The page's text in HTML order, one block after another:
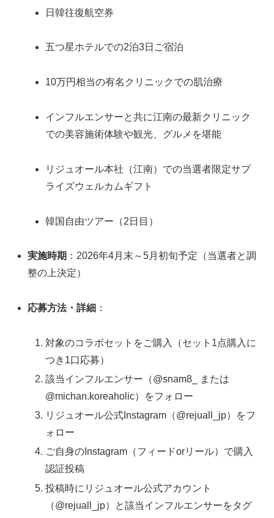
日韓往復航空券
五つ星ホテルでの2泊3日ご宿泊
10万円相当の有名クリニックでの肌治療
インフルエンサーと共に江南の最新クリニック
での美容施術体験や観光、グルメを堪能
リジュオール本社（江南）での当選者限定サプ
ライズウェルカムギフト
韓国自由ツアー（2日目）
実施時期 ：2026年4月末～5月初旬予定（当選者と調
整の上決定）
応募方法・詳細 ：
対象のコラボセットをご購入（セット1点購入に
つき1口応募）
該当インフルエンサー（@snam8_ または
@michan.koreaholic）をフォロー
リジュオール公式Instagram（@rejuall_jp）をフ
ォロー
ご自身のInstagram（フィードorリール）で購入
認証投稿
投稿時にリジュオール公式アカウント
（@rejuall_jp）と該当インフルエンサーをタグ